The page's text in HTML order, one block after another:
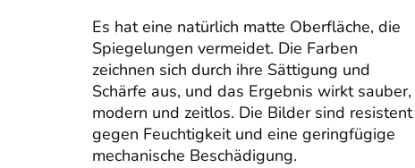
Es hat eine natürlich matte Oberfläche, die
Spiegelungen vermeidet. Die Farben
zeichnen sich durch ihre Sättigung und
Schärfe aus, und das Ergebnis wirkt sauber,
modern und zeitlos. Die Bilder sind resistent
gegen Feuchtigkeit und eine geringfügige
mechanische Beschädigung.